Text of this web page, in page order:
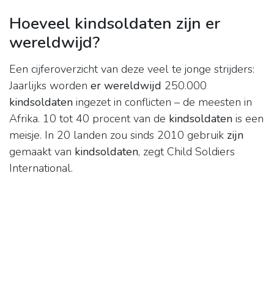
Hoeveel kindsoldaten zijn er
wereldwijd?
Een cijferoverzicht van deze veel te jonge strijders:
Jaarlijks worden er wereldwijd 250.000
kindsoldaten ingezet in conflicten – de meesten in
Afrika. 10 tot 40 procent van de kindsoldaten is een
meisje. In 20 landen zou sinds 2010 gebruik zijn
gemaakt van kindsoldaten, zegt Child Soldiers
International.